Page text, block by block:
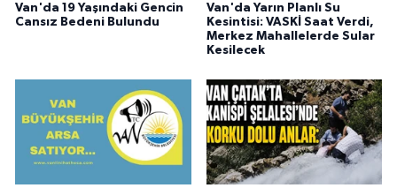
Van'da 19 Yaşındaki Gencin
Cansız Bedeni Bulundu
Van'da Yarın Planlı Su
Kesintisi: VASKİ Saat Verdi,
Merkez Mahallelerde Sular
Kesilecek